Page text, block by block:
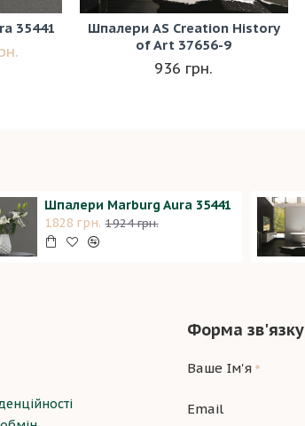
35441
Шпалери AS Creation History
of Art 37656-9
936 грн.
Шпалери Marburg Aura 35441
1828 грн. 1924 грн.
Форма зв'язку
Ваше Ім'я
Email